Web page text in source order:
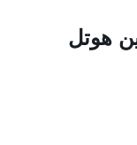
هوتل